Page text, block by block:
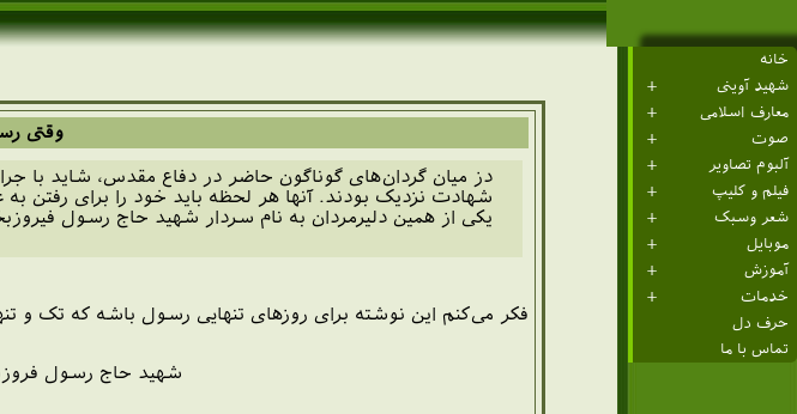
خانه
شهید آوینی
معارف اسلامی
صوت
آلبوم تصاویر
فیلم و کلیپ
شعر وسبک
موبایل
آموزش
خدمات
حرف دل
تماس با ما
وقتی
دز میان گردان‌های گوناگون حاضر در دفاع مقدس، شاید با
شهادت نزدیک بودند. آنها هر لحظه باید خود را برای رفتن
یکی از همین دلیرمردان به نام سردار شهید حاج رسول
فکر می‌کنم این نوشته برای روزهای تنهایی رسول باشه که
شهید حاج رسول